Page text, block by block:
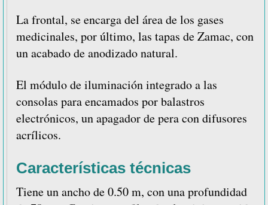
La frontal, se encarga del área de los gases
medicinales, por último, las tapas de Zamac, con
un acabado de anodizado natural.
El módulo de iluminación integrado a las
consolas para encamados por balastros
electrónicos, un apagador de pera con difusores
acrílicos.
Características técnicas
Tiene un ancho de 0.50 m, con una profundidad